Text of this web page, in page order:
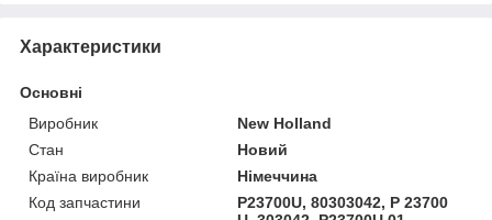
Характеристики
Основні
Виробник
New Holland
Стан
Новий
Країна виробник
Німеччина
Код запчастини
P23700U, 80303042, P 23700